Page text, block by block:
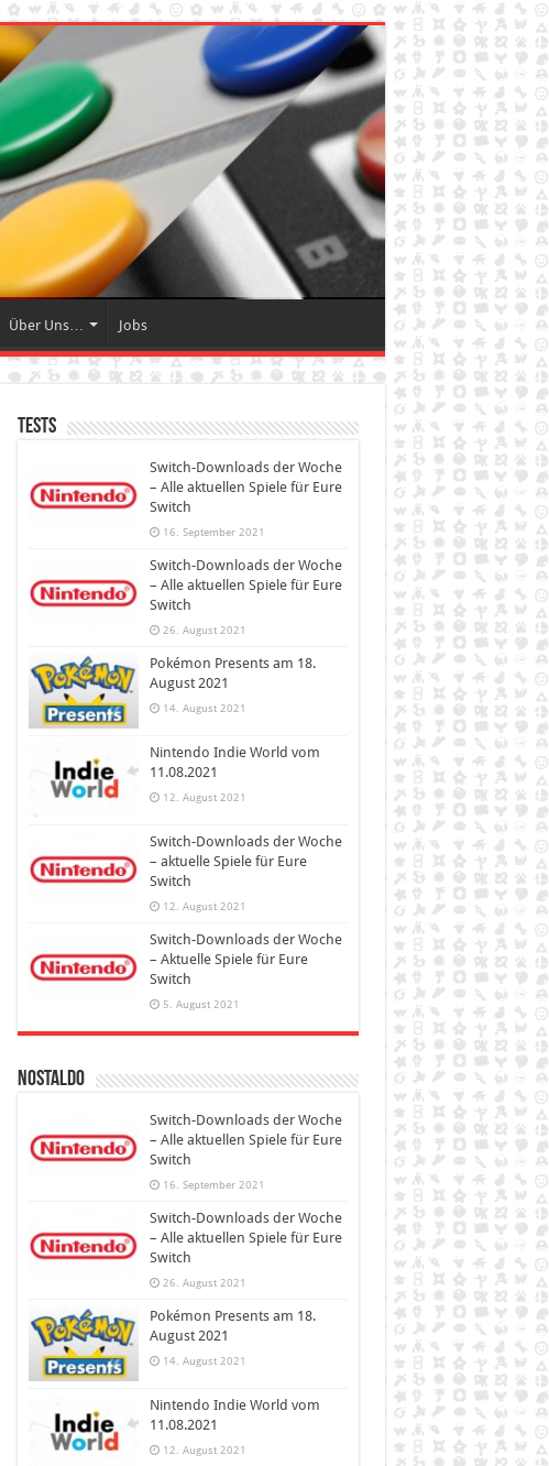
Über Uns… Jobs
Tests
Switch-Downloads der Woche
– Alle aktuellen Spiele für Eure
Switch
16. September 2021
Switch-Downloads der Woche
– Alle aktuellen Spiele für Eure
Switch
26. August 2021
Pokémon Presents am 18.
August 2021
14. August 2021
Nintendo Indie World vom
11.08.2021
12. August 2021
Switch-Downloads der Woche
– aktuelle Spiele für Eure
Switch
12. August 2021
Switch-Downloads der Woche
– Aktuelle Spiele für Eure
Switch
5. August 2021
Nostaldo
Switch-Downloads der Woche
– Alle aktuellen Spiele für Eure
Switch
16. September 2021
Switch-Downloads der Woche
– Alle aktuellen Spiele für Eure
Switch
26. August 2021
Pokémon Presents am 18.
August 2021
14. August 2021
Nintendo Indie World vom
11.08.2021
12. August 2021